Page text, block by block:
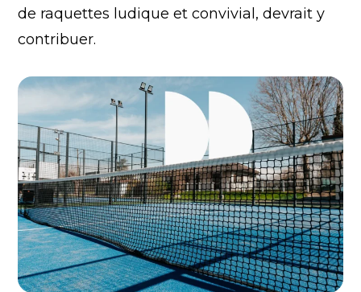
de raquettes ludique et convivial, devrait y
contribuer.